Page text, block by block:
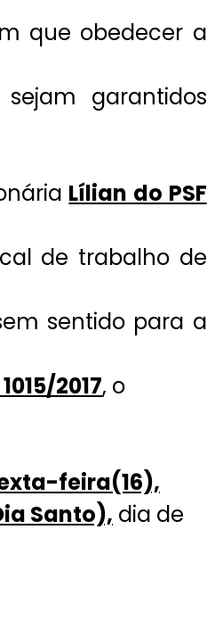
que obedecer a
garantidos
Lílian do PSF
de trabalho de
sentido para a
2017, o
feira(16),
Santo), dia de